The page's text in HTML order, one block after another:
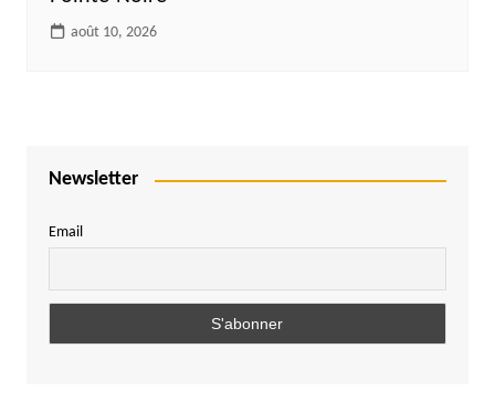
août 10, 2026
Newsletter
Email